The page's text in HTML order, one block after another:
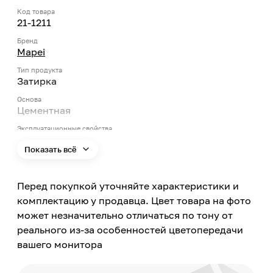
Код товара
21-1211
Бренд
Mapei
Тип продукта
Затирка
Основа
Цементная
Эксплуатационные свойства
Цвет заявленный производителем
Вулканический пепел
Номер цвета
149
Поверхность применения
Показать всё
Перед покупкой уточняйте характеристики и
комплектацию у продавца. Цвет товара на фото
может незначительно отличаться по тону от
реального из-за особенностей цветопередачи
вашего монитора